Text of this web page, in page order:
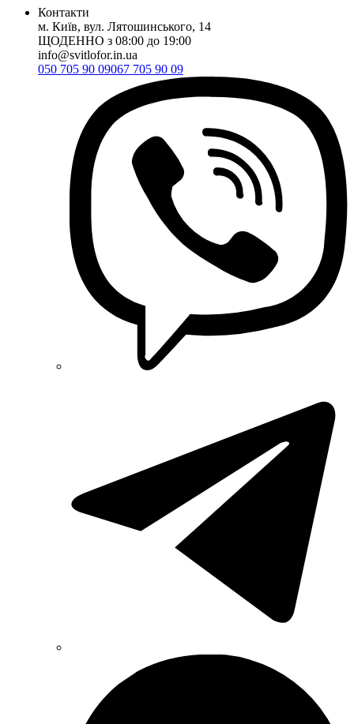
Контакти
м. Київ, вул. Лятошинського, 14
ЩОДЕННО з 08:00 до 19:00
info@svitlofor.in.ua
050 705 90 09067 705 90 09